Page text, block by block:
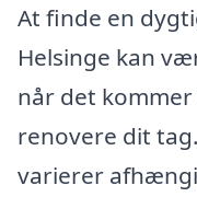
At finde en
Helsinge kan
når det
renovere dit
varierer